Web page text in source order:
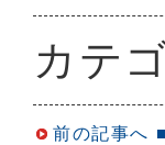
カテ
前の記事へ